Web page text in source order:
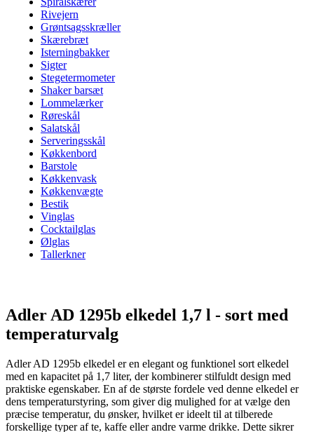
Rivejern
Grøntsagsskræller
Skærebræt
Isterningbakker
Sigter
Stegetermometer
Shaker barsæt
Lommelærker
Røreskål
Salatskål
Serveringsskål
Køkkenbord
Barstole
Køkkenvask
Køkkenvægte
Bestik
Vinglas
Cocktailglas
Ølglas
Tallerkner
Adler AD 1295b elkedel 1,7 l - sort med
temperaturvalg
Adler AD 1295b elkedel er en elegant og funktionel sort elkedel
med en kapacitet på 1,7 liter, der kombinerer stilfuldt design med
praktiske egenskaber. En af de største fordele ved denne elkedel er
dens temperaturstyring, som giver dig mulighed for at vælge den
præcise temperatur, du ønsker, hvilket er ideelt til at tilberede
forskellige typer af te, kaffe eller andre varme drikke. Dette sikrer